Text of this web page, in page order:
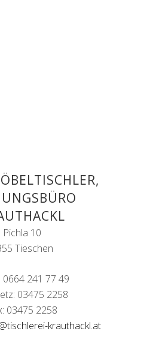
Pichla 10
Tieschen
0664 241 77 49
03475 2258
03475 2258
krauthackl.at